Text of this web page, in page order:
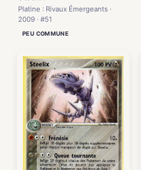
Platine : Rivaux Émergeants ·
2009 · #51
PEU COMMUNE